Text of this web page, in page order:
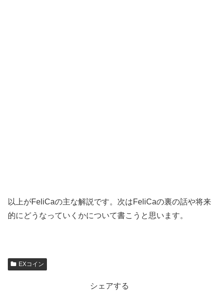
以上がFeliCaの主な解説です。次はFeliCaの裏の話や将来
的にどうなっていくかについて書こうと思います。
EXコイン
シェアする